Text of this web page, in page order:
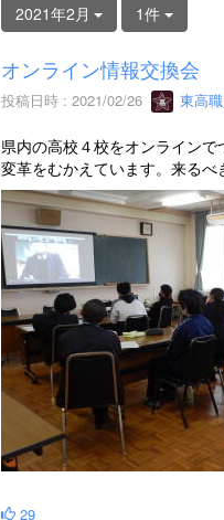
2021年2月 1件
オンライン情報交換会
投稿日時 : 2021/02/26 東高
県内の高校４校をオンライン
変革をむかえています。来る
29